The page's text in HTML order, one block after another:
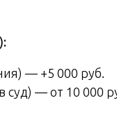
— +5 000 руб.
суд) — от 10 000